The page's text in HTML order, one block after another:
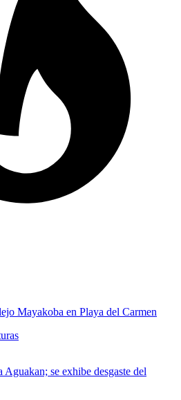
Mayakoba en Playa del Carmen
Aguakan; se exhibe desgaste del